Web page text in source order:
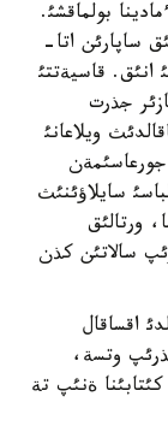
بولماقشئ.
ساپارئن اتا-
انئق. قاسيةتتئ
جذرت
ويلاعانئ
سايلاؤئنئث
ورتالئق
سالاتئن كذن
اقساقال
وتسة،
ةنئپ تة